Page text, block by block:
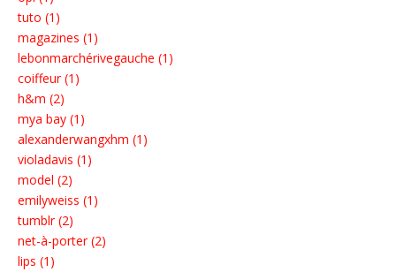
tuto (1)
magazines (1)
lebonmarchérivegauche (1)
coiffeur (1)
h&m (2)
mya bay (1)
alexanderwangxhm (1)
violadavis (1)
model (2)
emilyweiss (1)
tumblr (2)
net-à-porter (2)
lips (1)